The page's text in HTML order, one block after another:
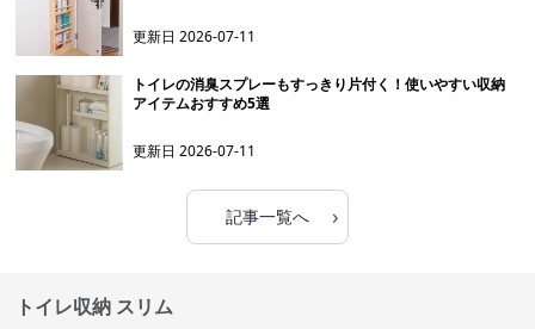
更新日2026-07-11
トイレの消臭スプレーもすっきり片付く！使いやすい収納
アイテムおすすめ5選
更新日2026-07-11
記事一覧へ ›
トイレ収納 スリム